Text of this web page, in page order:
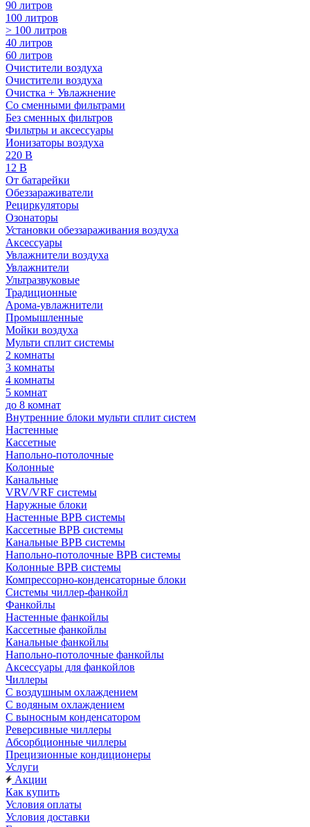
90 литров
100 литров
> 100 литров
40 литров
60 литров
Очистители воздуха
Очистители воздуха
Очистка + Увлажнение
Cо сменными фильтрами
Без сменных фильтров
Фильтры и аксессуары
Ионизаторы воздуха
220 В
12 В
От батарейки
Обеззараживатели
Рециркуляторы
Озонаторы
Установки обеззараживания воздуха
Аксессуары
Увлажнители воздуха
Увлажнители
Ультразвуковые
Традиционные
Арома-увлажнители
Промышленные
Мойки воздуха
Мульти сплит системы
2 комнаты
3 комнаты
4 комнаты
5 комнат
до 8 комнат
Внутренние блоки мульти сплит систем
Настенные
Кассетные
Напольно-потолочные
Колонные
Канальные
VRV/VRF системы
Наружные блоки
Настенные ВРВ системы
Кассетные ВРВ системы
Канальные ВРВ системы
Напольно-потолочные ВРВ системы
Колонные ВРВ системы
Компрессорно-конденсаторные блоки
Системы чиллер-фанкойл
Фанкойлы
Настенные фанкойлы
Кассетные фанкойлы
Канальные фанкойлы
Напольно-потолочные фанкойлы
Аксессуары для фанкойлов
Чиллеры
С воздушным охлаждением
С водяным охлаждением
С выносным конденсатором
Реверсивные чиллеры
Абсорбционные чиллеры
Прецизионные кондиционеры
Услуги
Акции
Как купить
Условия оплаты
Условия доставки